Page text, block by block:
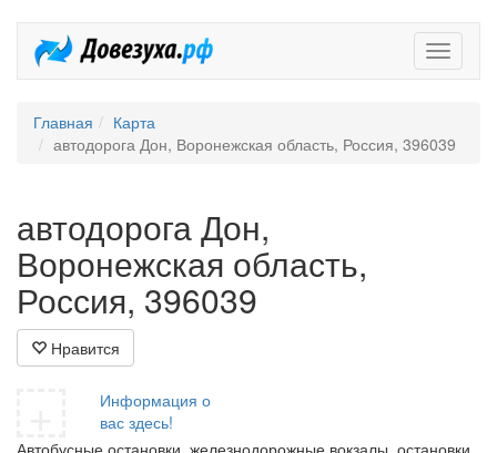
Главная
Карта
автодорога Дон, Воронежская область, Россия, 396039
автодорога Дон,
Воронежская область,
Россия, 396039
Нравится
Информация о
вас здесь!
Автобусные остановки, железнодорожные вокзалы, остановки